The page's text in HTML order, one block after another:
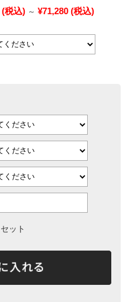
(税込) ～ ¥71,280 (税込)
セット